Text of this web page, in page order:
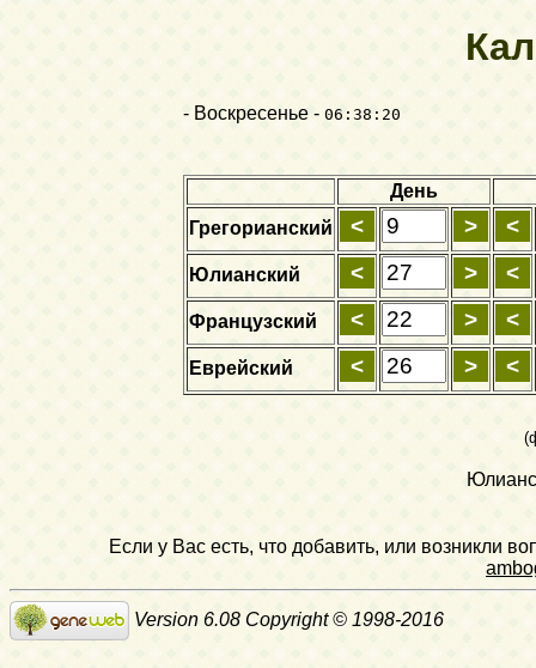
- Воскресенье - 06:38:20
День
Грегорианский
Юлианский
Французский
Еврейский
Если у Вас есть, что добавить, или возникли
Version 6.08 Copyright © 1998-2016